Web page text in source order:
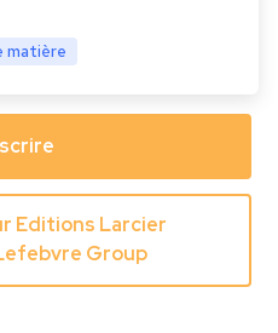
matière
Editions Larcier
Group